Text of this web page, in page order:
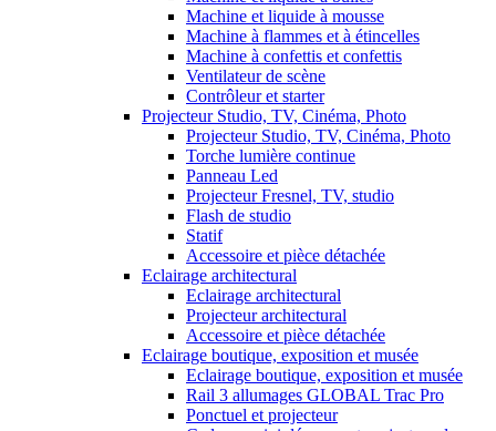
Machine et liquide à mousse
Machine à flammes et à étincelles
Machine à confettis et confettis
Ventilateur de scène
Contrôleur et starter
Projecteur Studio, TV, Cinéma, Photo
Projecteur Studio, TV, Cinéma, Photo
Torche lumière continue
Panneau Led
Projecteur Fresnel, TV, studio
Flash de studio
Statif
Accessoire et pièce détachée
Eclairage architectural
Eclairage architectural
Projecteur architectural
Accessoire et pièce détachée
Eclairage boutique, exposition et musée
Eclairage boutique, exposition et musée
Rail 3 allumages GLOBAL Trac Pro
Ponctuel et projecteur